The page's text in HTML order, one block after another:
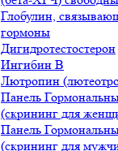
Глобулин,
гормоны
Дигидротестостерон
Ингибин В
Лютропин
Панель
(скрининг для
Панель
(скрининг для